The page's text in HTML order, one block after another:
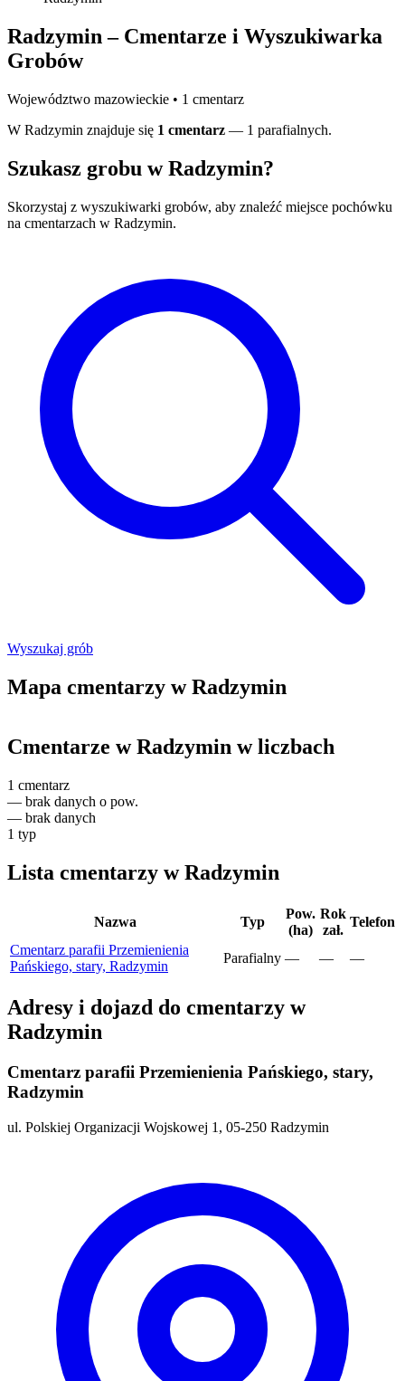
Radzymin – Cmentarze i Wyszukiwarka
Grobów
Województwo mazowieckie • 1 cmentarz
W Radzymin znajduje się 1 cmentarz — 1 parafialnych.
Szukasz grobu w Radzymin?
Skorzystaj z wyszukiwarki grobów, aby znaleźć miejsce pochówku
na cmentarzach w Radzymin.
Wyszukaj grób
Mapa cmentarzy w Radzymin
+
Cmentarze w Radzymin w liczbach
1 cmentarz
— brak danych o pow.
— brak danych
1 typ
Lista cmentarzy w Radzymin
Nazwa Typ
Pow.
(ha)
Rok
zał.
Telefon
Cmentarz parafii Przemienienia
Pańskiego, stary, Radzymin
Parafialny — — —
Adresy i dojazd do cmentarzy w
Radzymin
Cmentarz parafii Przemienienia Pańskiego, stary,
Radzymin
ul. Polskiej Organizacji Wojskowej 1, 05-250 Radzymin